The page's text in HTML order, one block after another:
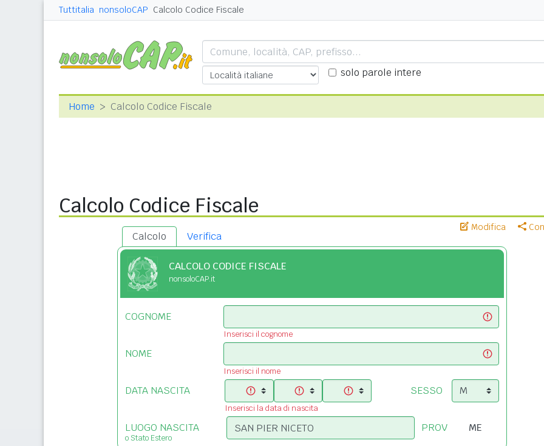
Tuttitalia nonsoloCAP Calcolo Codice Fiscale
solo parole intere
Home Calcolo Codice Fiscale
Calcolo Codice Fiscale
Modifica
Calcolo Verifica
CALCOLO CODICE FISCALE
nonsoloCAP.it
COGNOME
Inserisci il cognome
NOME
Inserisci il nome
DATA NASCITA
Inserisci la data di nascita
SESSO
LUOGO NASCITA
o Stato Estero
PROV